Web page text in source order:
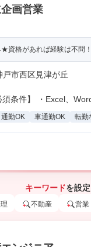
画営業
★資格があれば経験は不問
市西区見津が丘
条件】 ・Excel、
勤OK 車通勤OK 転勤
キーワードを設
不動産 営業